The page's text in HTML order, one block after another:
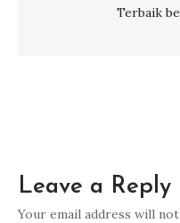
Terbaik
Leave a Reply
Your email address will